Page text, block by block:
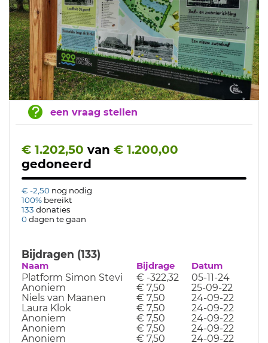
een vraag stellen
€ 1.202,50 van € 1.200,00
gedoneerd
€ -2,50 nog nodig
100% bereikt
133 donaties
0dagen te gaan
Bijdragen (133)
Naam Bijdrage Datum
Platform Simon Stevi € -322,32
05-11-24
Anoniem
€ 7,50
25-09-22
Niels van Maanen
€ 7,50
24-09-22
Laura Klok
€ 7,50
24-09-22
Anoniem
€ 7,50
24-09-22
Anoniem
€ 7,50
24-09-22
Anoniem
€ 7,50
24-09-22